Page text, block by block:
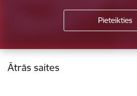
Kājene
Ātrās saites